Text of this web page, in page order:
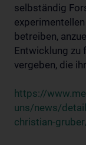
selbständig
betreiben,
Entwicklung zu
vergeben, die
https://
uns/news/
christian-